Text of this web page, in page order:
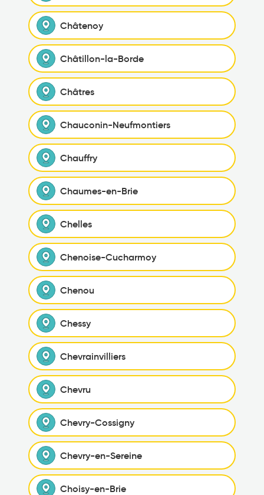
Châtenoy
Châtillon-la-Borde
Châtres
Chauconin-Neufmontiers
Chauffry
Chaumes-en-Brie
Chelles
Chenoise-Cucharmoy
Chenou
Chessy
Chevrainvilliers
Chevru
Chevry-Cossigny
Chevry-en-Sereine
Choisy-en-Brie